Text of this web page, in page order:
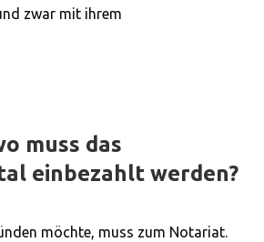
zwar mit ihrem
muss das
einbezahlt werden?
möchte, muss zum Notariat.